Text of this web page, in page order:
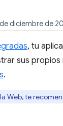
diciembre de
, tu
sus
.
Web, te